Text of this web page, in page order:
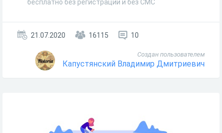
бесплатно без регистрации и без СМС
21.07.2020 16115 10
Создан пользователем
Капустянский Владимир Дмитриевич